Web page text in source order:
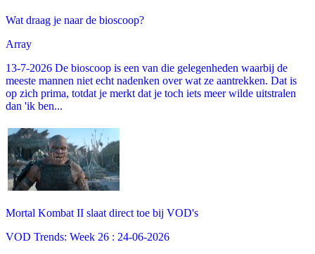
Wat draag je naar de bioscoop?
Array
13-7-2026 De bioscoop is een van die gelegenheden waarbij de
meeste mannen niet echt nadenken over wat ze aantrekken. Dat is
op zich prima, totdat je merkt dat je toch iets meer wilde uitstralen
dan 'ik ben...
Mortal Kombat II slaat direct toe bij VOD's
VOD Trends: Week 26 : 24-06-2026